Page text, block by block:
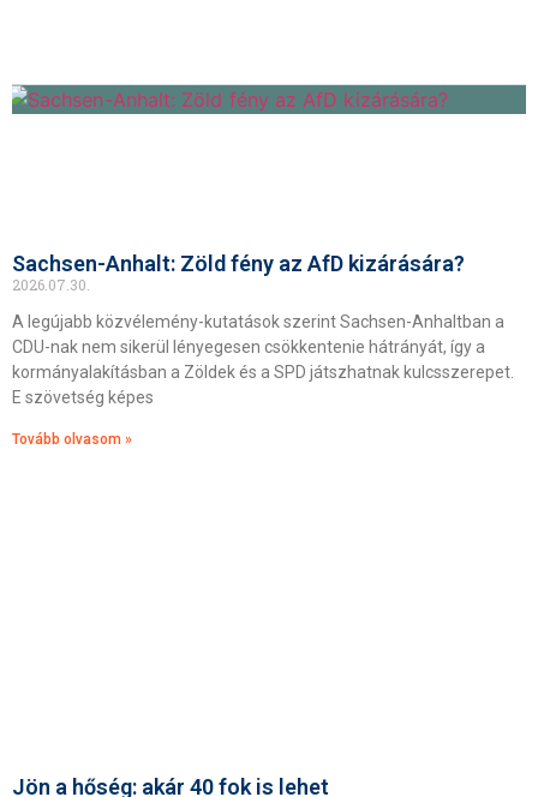
Sachsen-Anhalt: Zöld fény az AfD kizárására?
2026.07.30.
A legújabb közvélemény-kutatások szerint Sachsen-Anhaltban a
CDU-nak nem sikerül lényegesen csökkentenie hátrányát, így a
kormányalakításban a Zöldek és a SPD játszhatnak kulcsszerepet.
E szövetség képes
Tovább olvasom »
Jön a hőség: akár 40 fok is lehet